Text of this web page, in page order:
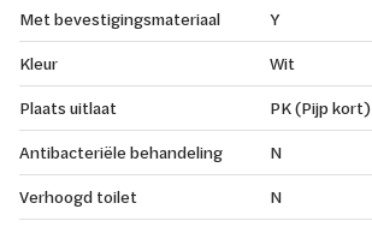
Met bevestigingsmateriaal
Y
Kleur
Wit
Plaats uitlaat
PK (Pijp kort)
Antibacteriële behandeling
N
Verhoogd toilet
N